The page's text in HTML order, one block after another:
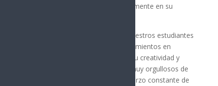
quienes buscaron impactar positivamente en su
“Iniciativas como estas brindan a nuestros estudiantes
la oportunidad de aplicar sus conocimientos en
contextos reales, lo cual fortalece su creatividad y
preparación profesional. Estamos muy orgullosos de
los resultados obtenidos y del esfuerzo constante de